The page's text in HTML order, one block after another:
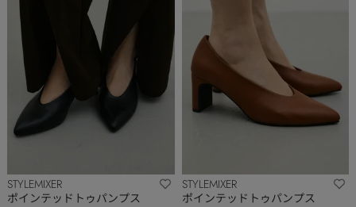
STYLEMIXER
ポインテッドトゥパンプス
STYLEMIXER
ポインテッドトゥパンプス